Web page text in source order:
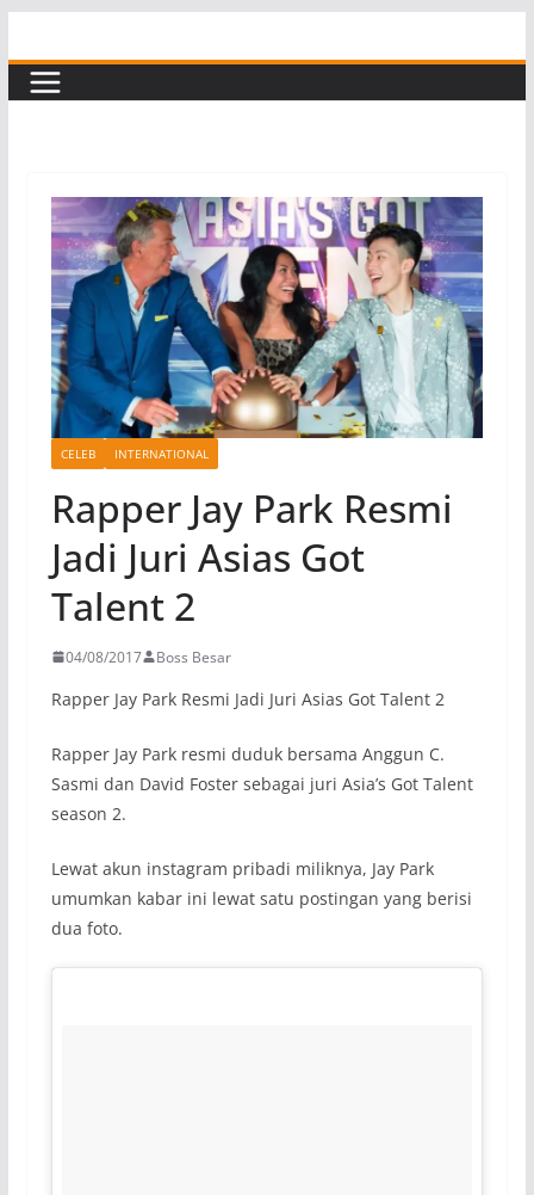
to
content
CELEB INTERNATIONAL
Rapper Jay Park Resmi
Jadi Juri Asias Got
Talent 2
04/08/2017 Boss Besar
Rapper Jay Park Resmi Jadi Juri Asias Got Talent 2
Rapper Jay Park resmi duduk bersama Anggun C.
Sasmi dan David Foster sebagai juri Asia’s Got Talent
season 2.
Lewat akun instagram pribadi miliknya, Jay Park
umumkan kabar ini lewat satu postingan yang berisi
dua foto.